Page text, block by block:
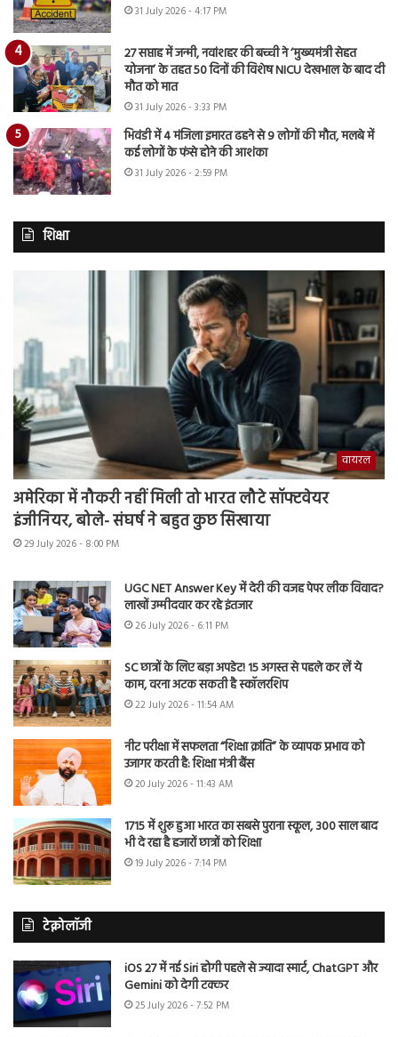
31 July 2026 - 4:17 PM
27 सप्ताह में जन्मी, नवांशहर की बच्ची ने ‘मुख्यमंत्री सेहत
योजना’ के तहत 50 दिनों की विशेष NICU देखभाल के बाद दी
मौत को मात
31 July 2026 - 3:33 PM
भिवंडी में 4 मंजिला इमारत ढहने से 9 लोगों की मौत, मलबे में
कई लोगों के फंसे होने की आशंका
31 July 2026 - 2:59 PM
शिक्षा
वायरल
अमेरिका में नौकरी नहीं मिली तो भारत लौटे सॉफ्टवेयर
इंजीनियर, बोले- संघर्ष ने बहुत कुछ सिखाया
29 July 2026 - 8:00 PM
UGC NET Answer Key में देरी की वजह पेपर लीक विवाद?
लाखों उम्मीदवार कर रहे इंतजार
26 July 2026 - 6:11 PM
SC छात्रों के लिए बड़ा अपडेट! 15 अगस्त से पहले कर लें ये
काम, वरना अटक सकती है स्कॉलरशिप
22 July 2026 - 11:54 AM
नीट परीक्षा में सफलता “शिक्षा क्रांति” के व्यापक प्रभाव को
उजागर करती है: शिक्षा मंत्री बैंस
20 July 2026 - 11:43 AM
1715 में शुरू हुआ भारत का सबसे पुराना स्कूल, 300 साल बाद
भी दे रहा है हजारों छात्रों को शिक्षा
19 July 2026 - 7:14 PM
टेक्नोलॉजी
iOS 27 में नई Siri होगी पहले से ज्यादा स्मार्ट, ChatGPT और
Gemini को देगी टक्कर
25 July 2026 - 7:52 PM